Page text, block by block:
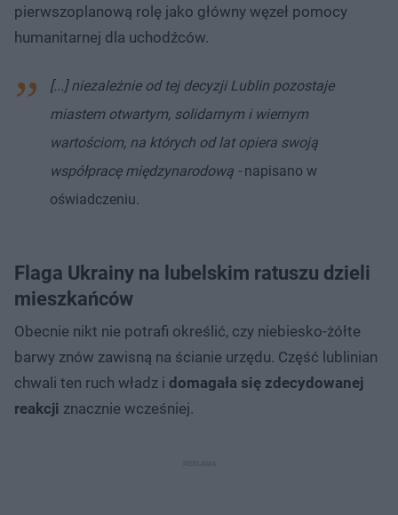
pierwszoplanową rolę jako główny węzeł pomocy
humanitarnej dla uchodźców.
[...] niezależnie od tej decyzji Lublin pozostaje
miastem otwartym, solidarnym i wiernym
wartościom, na których od lat opiera swoją
współpracę międzynarodową -napisano w
oświadczeniu.
Flaga Ukrainy na lubelskim ratuszu dzieli
mieszkańców
Obecnie nikt nie potrafi określić, czy niebiesko-żółte
barwy znów zawisną na ścianie urzędu. Część lublinian
chwali ten ruch władz i domagała się zdecydowanej
reakcji znacznie wcześniej.